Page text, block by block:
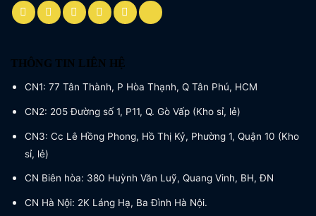
THÔNG TIN LIÊN HỆ
CN1: 77 Tân Thành, P Hòa Thạnh, Q Tân Phú, HCM
CN2: 205 Đường số 1, P11, Q. Gò Vấp (Kho sỉ, lẻ)
CN3: Cc Lê Hồng Phong, Hồ Thị Kỷ, Phường 1, Quận 10 (Kho
sỉ, lẻ)
CN Biên hòa: 380 Huỳnh Văn Luỹ, Quang Vinh, BH, ĐN
CN Hà Nội: 2K Láng Hạ, Ba Đình Hà Nội.